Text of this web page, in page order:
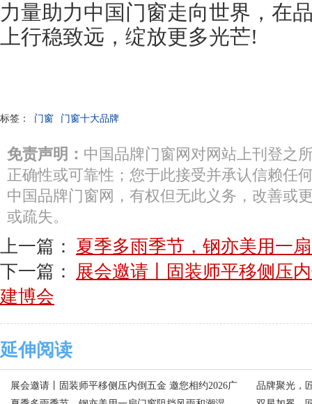
力量助力中国门窗走向世界，在
上行稳致远，绽放更多光芒!
标签： 门窗 门窗十大品牌
免责声明： 中国品牌门窗网对网站上刊登之
正确性或可靠性；您于此接受并承认信赖任
中国品牌门窗网，有权但无此义务，改善或
或疏失。
上一篇： 夏季多雨季节，钢亦美用一
下一篇：
展会邀请丨固装师平移侧压
建博会
延伸阅读
展会邀请丨固装师平移侧压内倒五金 邀您相约2026广
品牌聚光，